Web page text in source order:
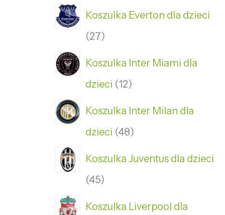
Koszulka Everton dla dzieci
27
Koszulka Inter Miami dla
dzieci 12
Koszulka Inter Milan dla
dzieci 48
Koszulka Juventus dla dzieci
45
Koszulka Liverpool dla